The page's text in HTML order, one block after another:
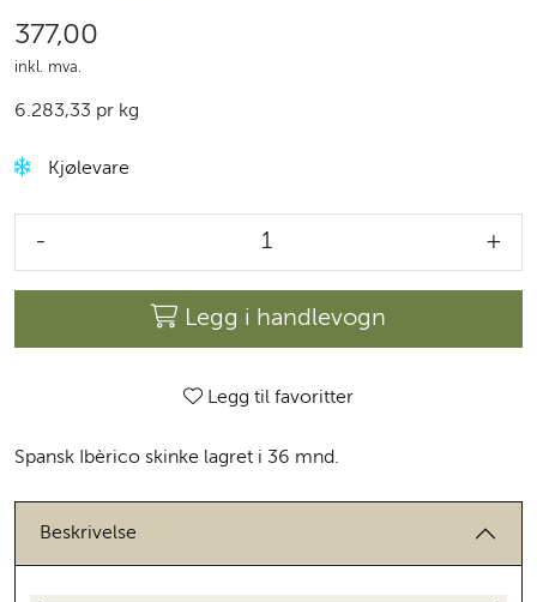
377,00
inkl. mva.
6.283,33 pr kg
Kjølevare
- +
Legg i handlevogn
Legg til favoritter
Spansk Ibèrico skinke lagret i 36 mnd.
Beskrivelse